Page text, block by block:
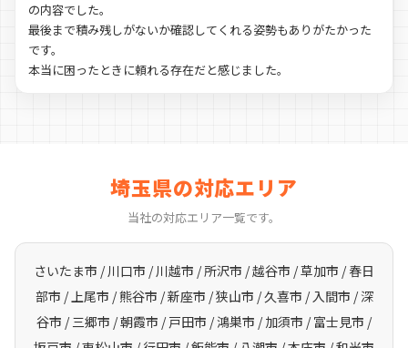
の内容でした。
最後まで積み残しがないか確認してくれる姿勢もありがたかった
です。
本当に困ったときに頼れる存在だと感じました。
埼玉県の対応エリア
当社の対応エリア一覧です。
さいたま市 / 川口市 / 川越市 / 所沢市 / 越谷市 / 草加市 / 春日
部市 / 上尾市 / 熊谷市 / 新座市 / 狭山市 / 久喜市 / 入間市 / 深
谷市 / 三郷市 / 朝霞市 / 戸田市 / 鴻巣市 / 加須市 / 富士見市 /